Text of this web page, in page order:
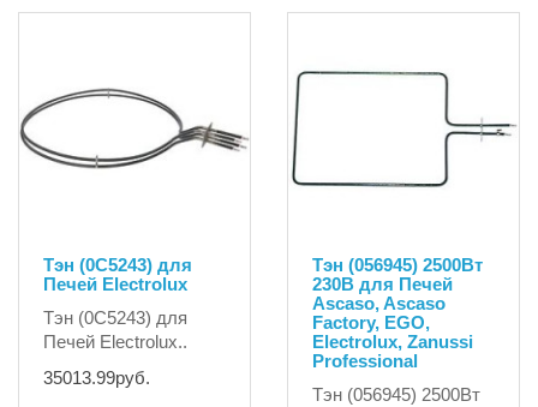
Тэн (0C5243) для
Печей Electrolux
Тэн (0C5243) для
Печей Electrolux..
35013.99руб.
Тэн (056945) 2500Вт
230В для Печей
Ascaso, Ascaso
Factory, EGO,
Electrolux, Zanussi
Professional
Тэн (056945) 2500Вт